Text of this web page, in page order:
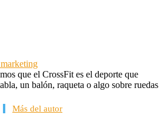
que el CrossFit es el deporte que
un balón, raqueta o algo sobre ruedas
Más del autor